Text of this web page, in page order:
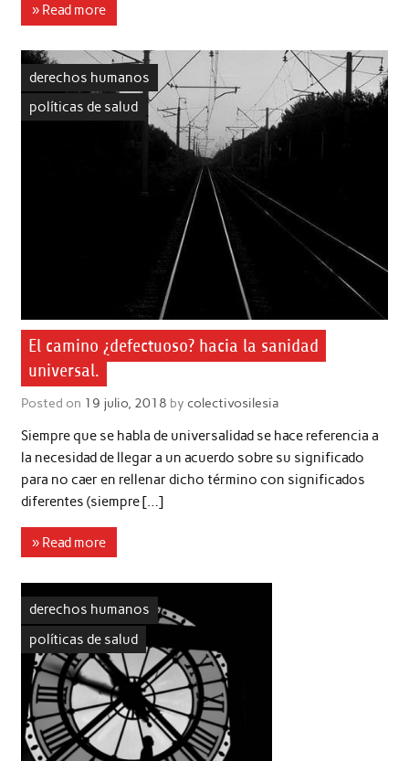
» Read more
derechos humanos
políticas de salud
El camino ¿defectuoso? hacia la sanidad
universal.
Posted on 19 julio, 2018 by colectivosilesia
Siempre que se habla de universalidad se hace referencia a
la necesidad de llegar a un acuerdo sobre su significado
para no caer en rellenar dicho término con significados
diferentes (siempre […]
» Read more
derechos humanos
políticas de salud